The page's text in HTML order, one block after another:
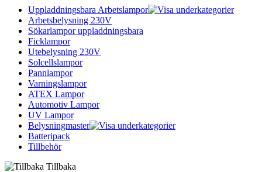
Uppladdningsbara Arbetslampor
Arbetsbelysning 230V
Sökarlampor uppladdningsbara
Ficklampor
Utebelysning 230V
Solcellslampor
Pannlampor
Varningslampor
ATEX Lampor
Automotiv Lampor
UV Lampor
Belysningmaster
Batteripack
Tillbehör
Tillbaka